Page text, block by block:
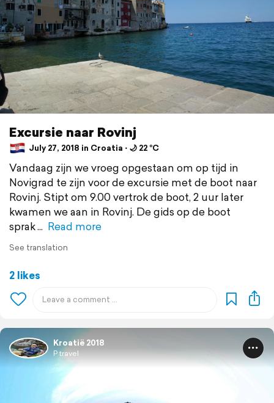
Excursie naar Rovinj
July 27, 2018 in Croatia ⋅ 🌙 22 °C
Vandaag zijn we vroeg opgestaan om op tijd in
Novigrad te zijn voor de excursie met de boot naar
Rovinj. Stipt om 9.00 vertrok de boot, 2 uur later
kwamen we aan in Rovinj. De gids op de boot
sprak
Read more
See translation
2 likes
Kroatië 2018
P travel